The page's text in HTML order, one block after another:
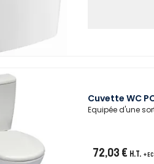
Cuvette WC
Equipée d'une
72,03 € H.T. +